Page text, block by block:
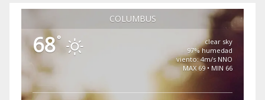
COLUMBUS
68°
clear sky
97% humedad
viento: 4m/s NNO
MAX 69 • MIN 66